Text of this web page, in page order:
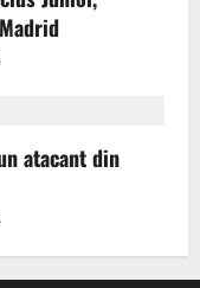
atacant din